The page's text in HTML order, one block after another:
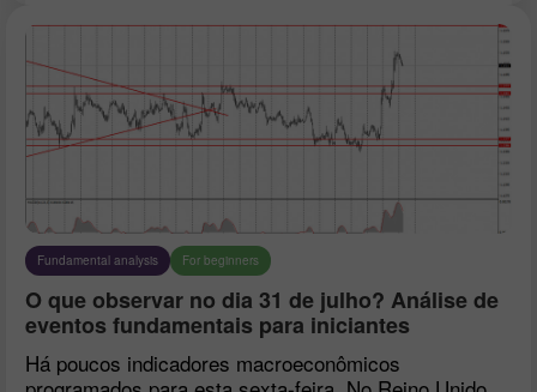
Fundamental analysis For beginners
O que observar no dia 31 de julho? Análise de
eventos fundamentais para iniciantes
Há poucos indicadores macroeconômicos